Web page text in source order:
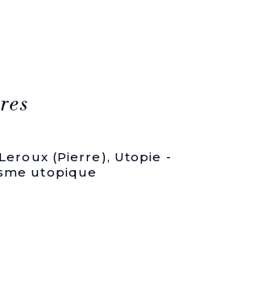
Leroux (Pierre), Utopie -
utopique